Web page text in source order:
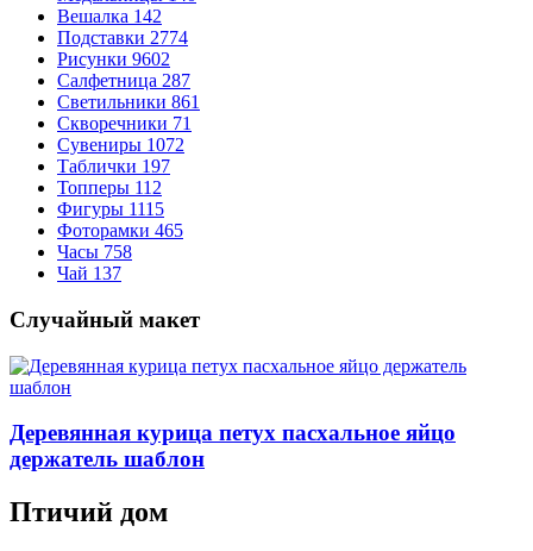
Вешалка 142
Подставки 2774
Рисунки 9602
Салфетница 287
Светильники 861
Скворечники 71
Сувениры 1072
Таблички 197
Топперы 112
Фигуры 1115
Фоторамки 465
Часы 758
Чай 137
Случайный макет
Деревянная курица петух пасхальное яйцо
держатель шаблон
Птичий дом